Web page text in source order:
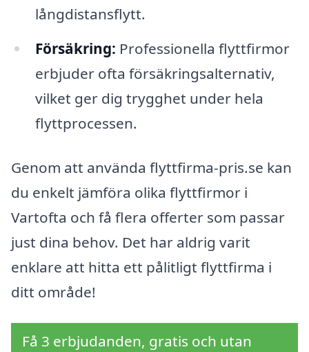
långdistansflytt.
Försäkring: Professionella flyttfirmor
erbjuder ofta försäkringsalternativ,
vilket ger dig trygghet under hela
flyttprocessen.
Genom att använda flyttfirma-pris.se kan
du enkelt jämföra olika flyttfirmor i
Vartofta och få flera offerter som passar
just dina behov. Det har aldrig varit
enklare att hitta ett pålitligt flyttfirma i
ditt område!
Få 3 erbjudanden, gratis och utan